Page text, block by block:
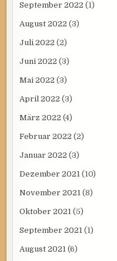
September 2022 (1)
August 2022 (3)
Juli 2022 (2)
Juni 2022 (3)
Mai 2022 (3)
April 2022 (3)
März 2022 (4)
Februar 2022 (2)
Januar 2022 (3)
Dezember 2021 (10)
November 2021 (8)
Oktober 2021 (5)
September 2021 (1)
August 2021 (6)